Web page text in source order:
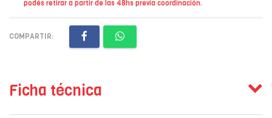
podés retirar a partir de las 48hs previa coordinación.
COMPARTIR:
Ficha técnica